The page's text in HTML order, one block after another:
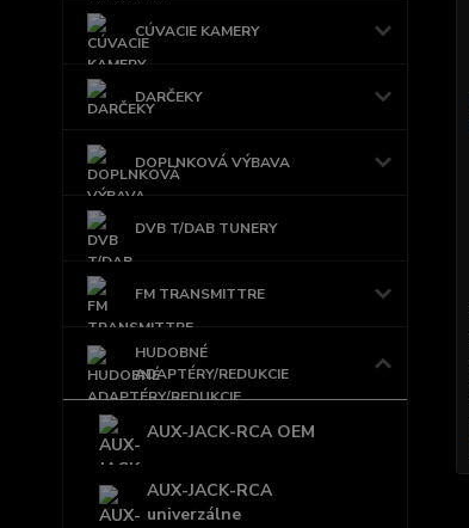
CÚVACIE KAMERY
DARČEKY
DOPLNKOVÁ VÝBAVA
DVB T/DAB TUNERY
FM TRANSMITTRE
HUDOBNÉ
ADAPTÉRY/REDUKCIE
AUX-JACK-RCA OEM
AUX-JACK-RCA
univerzálne